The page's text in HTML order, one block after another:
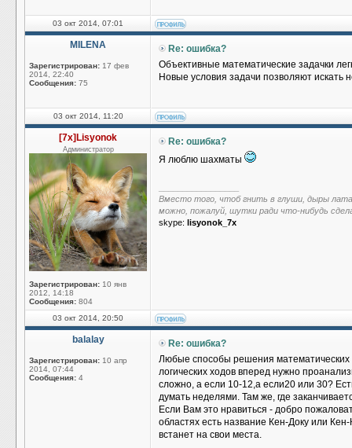
03 окт 2014, 07:01
MILENA
Зарегистрирован: 17 фев
2014, 22:40
Сообщения: 75
Re: ошибка?
Объективные математические задачки
Новые условия задачи позволяют
03 окт 2014, 11:20
[7x]Lisyonok
Администратор
Зарегистрирован: 10 янв
2012, 14:18
Сообщения: 804
Re: ошибка?
Я люблю шахматы
Вместо того, чтоб гнить в глуши, дыры
можно, пожалуй, шутки ради что-нибудь
skype: lisyonok_7x
03 окт 2014, 20:50
balalay
Зарегистрирован: 10 апр
2014, 07:44
Сообщения: 4
Re: ошибка?
Любые способы решения математических
логических ходов вперед нужно
сложно, а если 10-12,а если20 или 30?
думать неделями. Там же, где
Если Вам это нравиться - добро
областях есть название Кен-Доку или
встанет на свои места.